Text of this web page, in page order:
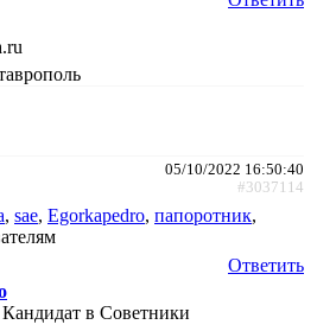
05/10/2022 16:50:40
#3037114
, sae, Egorkapedro, папоротник,
Ответить
в Советники